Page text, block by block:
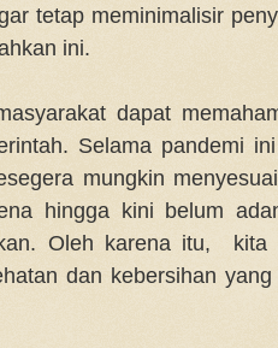
tetap meminimalisir
ini.
dapat
Selama pandemi
mungkin
hingga kini belum
Oleh karena itu, kita
dan kebersihan